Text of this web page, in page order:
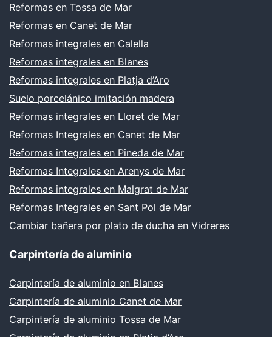
Reformas en Tossa de Mar
Reformas en Canet de Mar
Reformas integrales en Calella
Reformas integrales en Blanes
Reformas integrales en Platja d’Aro
Suelo porcelánico imitación madera
Reformas integrales en Lloret de Mar
Reformas Integrales en Canet de Mar
Reformas integrales en Pineda de Mar
Reformas Integrales en Arenys de Mar
Reformas integrales en Malgrat de Mar
Reformas Integrales en Sant Pol de Mar
Cambiar bañera por plato de ducha en Vidreres
Carpintería de aluminio
Carpintería de aluminio en Blanes
Carpintería de aluminio Canet de Mar
Carpintería de aluminio Tossa de Mar